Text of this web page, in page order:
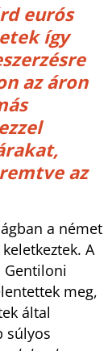
eurós
így
az áron
az
a német
A
Gentiloni
meg,
által
súlyos